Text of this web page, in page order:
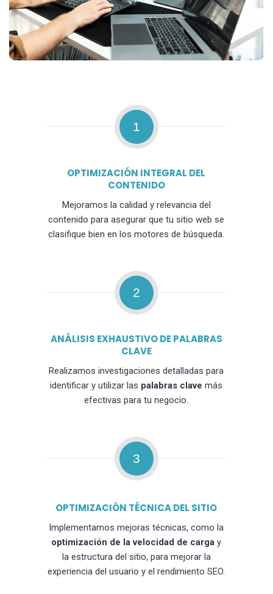
1
OPTIMIZACIÓN INTEGRAL DEL
CONTENIDO
Mejoramos la calidad y relevancia del
contenido para asegurar que tu sitio web se
clasifique bien en los motores de búsqueda.
2
ANÁLISIS EXHAUSTIVO DE PALABRAS
CLAVE
Realizamos investigaciones detalladas para
identificar y utilizar las palabras clave más
efectivas para tu negocio.
3
OPTIMIZACIÓN TÉCNICA DEL SITIO
Implementamos mejoras técnicas, como la
optimización de la velocidad de carga y
la estructura del sitio, para mejorar la
experiencia del usuario y el rendimiento SEO.